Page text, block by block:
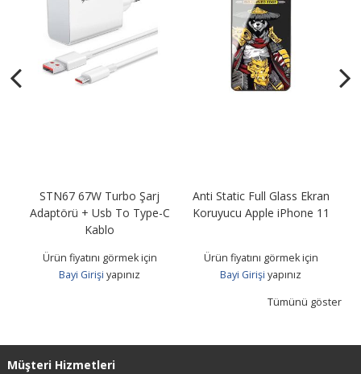
STN67 67W Turbo Şarj
Adaptörü + Usb To Type-C
Kablo
Ürün fiyatını görmek için
Bayi Girişi yapınız
Anti Static Full Glass Ekran
Koruyucu Apple iPhone 11
Ürün fiyatını görmek için
Bayi Girişi yapınız
Tümünü göster
Müşteri Hizmetleri